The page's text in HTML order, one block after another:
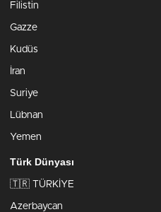
Filistin
Gazze
Kudüs
İran
Suriye
Lübnan
Yemen
Türk Dünyası
🇹🇷 TÜRKİYE
Azerbaycan